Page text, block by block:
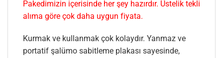
Pakedimizin içerisinde her şey hazırdır. Üstelik tekli
alıma göre çok daha uygun fiyata.
Kurmak ve kullanmak çok kolaydır. Yanmaz ve
portatif şalümo sabitleme plakası sayesinde,